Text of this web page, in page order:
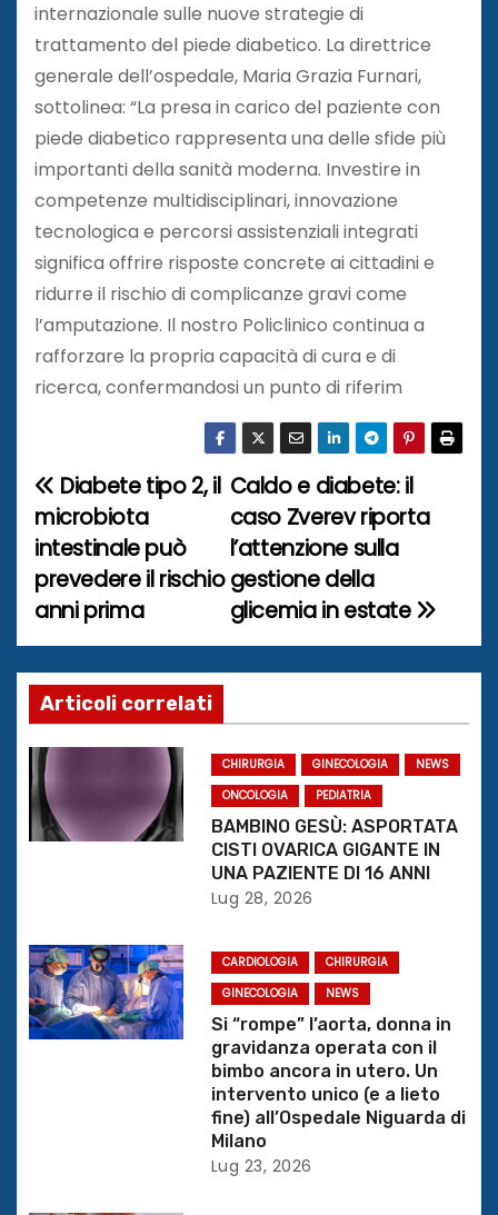
internazionale sulle nuove strategie di
trattamento del piede diabetico. La direttrice
generale dell’ospedale, Maria Grazia Furnari,
sottolinea: “La presa in carico del paziente con
piede diabetico rappresenta una delle sfide più
importanti della sanità moderna. Investire in
competenze multidisciplinari, innovazione
tecnologica e percorsi assistenziali integrati
significa offrire risposte concrete ai cittadini e
ridurre il rischio di complicanze gravi come
l’amputazione. Il nostro Policlinico continua a
rafforzare la propria capacità di cura e di
ricerca, confermandosi un punto di riferim
N
a
v
i
g
a
z
i
e
a
Caldo e diabete: il
caso Zverev riporta
l’attenzione sulla
gestione della
glicemia in estate
Diabete tipo 2, il
microbiota
intestinale può
prevedere il rischio
anni prima
Articoli correlati
CHIRURGIA GINECOLOGIA
NEWS
ONCOLOGIA
PEDIATRIA
BAMBINO GESÙ: ASPORTATA
CISTI OVARICA GIGANTE IN
UNA PAZIENTE DI 16 ANNI
Lug 28, 2026
CARDIOLOGIA
CHIRURGIA
GINECOLOGIA
NEWS
Si “rompe” l’aorta, donna in
gravidanza operata con il
bimbo ancora in utero. Un
intervento unico (e a lieto
fine) all’Ospedale Niguarda di
Milano
Lug 23, 2026